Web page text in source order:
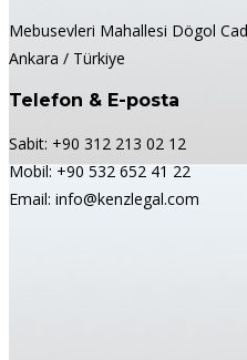
Mebusevleri Mahallesi Dögol
Ankara / Türkiye
Telefon & E-posta
Sabit: +90 312 213 02 12
Mobil: +90 532 652 41 22
Email: info@kenzlegal.com